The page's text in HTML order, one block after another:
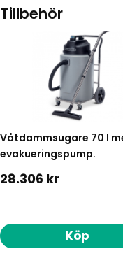
Tillbehör
Våtdammsugare 70 l
evakueringspump.
28.306 kr
Köp